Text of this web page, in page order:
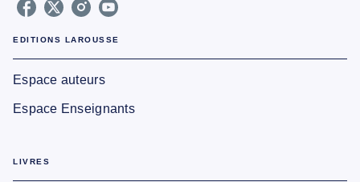
EDITIONS LAROUSSE
Espace auteurs
Espace Enseignants
LIVRES